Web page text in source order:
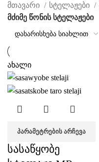
მთავარი სტელაჟები
მძიმე წონის სტელაჟები
ახალი
ᲞᲐᲠᲐᲛᲔᲢᲠᲔᲑᲘᲡ ᲐᲠᲩᲔᲕᲐ
სასაწყობე